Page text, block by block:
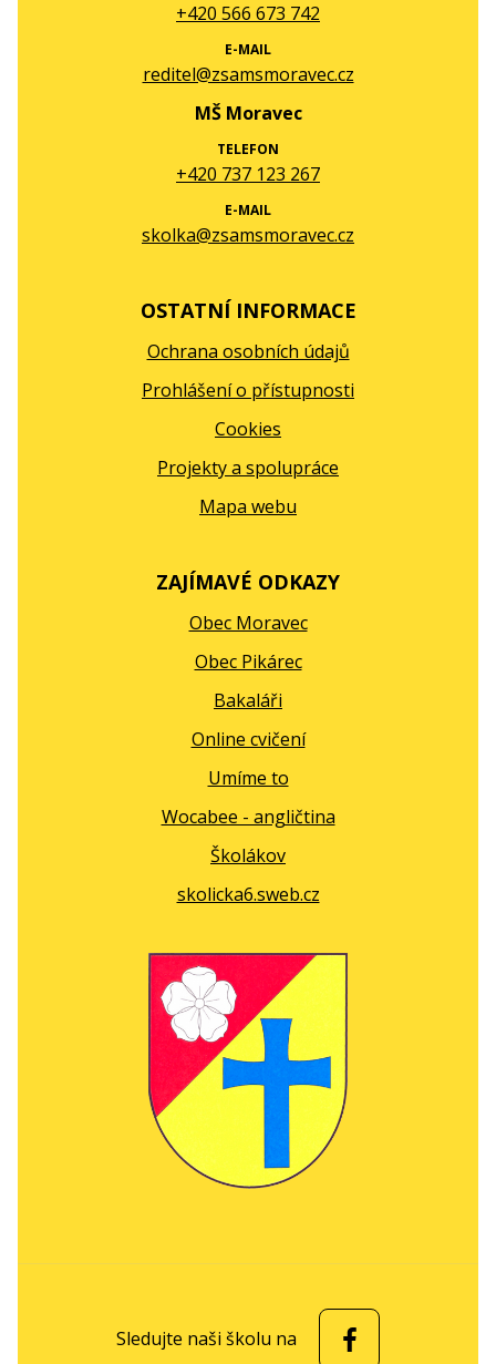
+420 566 673 742
E-MAIL
reditel@zsamsmoravec.cz
MŠ Moravec
TELEFON
+420 737 123 267
E-MAIL
skolka@zsamsmoravec.cz
OSTATNÍ INFORMACE
Ochrana osobních údajů
Prohlášení o přístupnosti
Cookies
Projekty a spolupráce
Mapa webu
ZAJÍMAVÉ ODKAZY
Obec Moravec
Obec Pikárec
Bakaláři
Online cvičení
Umíme to
Wocabee - angličtina
Školákov
skolicka6.sweb.cz
Sledujte naši školu na